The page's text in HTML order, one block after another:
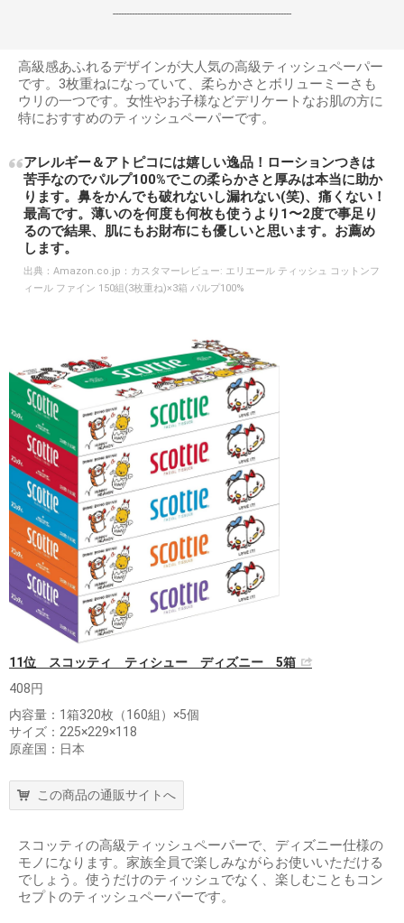
------------------------------------------------------------------
高級感あふれるデザインが大人気の高級ティッシュペーパー
です。3枚重ねになっていて、柔らかさとボリューミーさも
ウリの一つです。女性やお子様などデリケートなお肌の方に
特におすすめのティッシュペーパーです。
アレルギー＆アトピコには嬉しい逸品！ローションつきは
苦手なのでパルプ100%でこの柔らかさと厚みは本当に助か
ります。鼻をかんでも破れないし漏れない(笑)、痛くない！
最高です。薄いのを何度も何枚も使うより1〜2度で事足り
るので結果、肌にもお財布にも優しいと思います。お薦め
します。
出典： Amazon.co.jp：カスタマーレビュー: エリエール ティッシュ コットンフ
ィール ファイン 150組(3枚重ね)×3箱 パルプ100%
11位 スコッティ ティシュー ディズニー 5箱
408円
内容量：1箱320枚（160組）×5個
サイズ：225×229×118
原産国：日本
この商品の通販サイトへ
スコッティの高級ティッシュペーパーで、ディズニー仕様の
モノになります。家族全員で楽しみながらお使いいただける
でしょう。使うだけのティッシュでなく、楽しむこともコン
セプトのティッシュペーパーです。